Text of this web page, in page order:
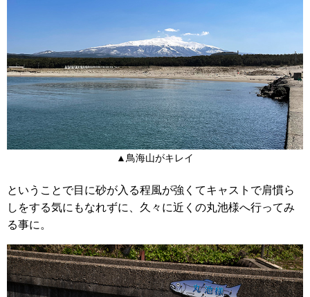
▲鳥海山がキレイ
ということで目に砂が入る程風が強くてキャストで肩慣ら
しをする気にもなれずに、久々に近くの丸池様へ行ってみ
る事に。